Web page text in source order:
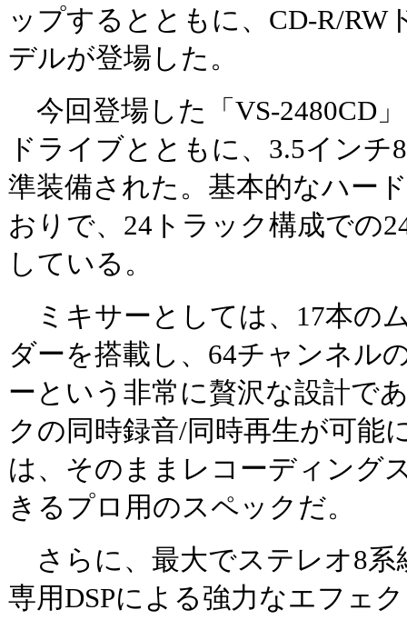
ップするとともに、CD-R/RW
デルが登場した。
今回登場した「VS-2480CD
ドライブとともに、3.5インチ
準装備された。基本的なハー
おりで、24トラック構成での
している。
ミキサーとしては、17本の
ダーを搭載し、64チャンネル
ーという非常に贅沢な設計で
クの同時録音/同時再生が可能
は、そのままレコーディング
きるプロ用のスペックだ。
さらに、最大でステレオ8系
専用DSPによる強力なエフェ